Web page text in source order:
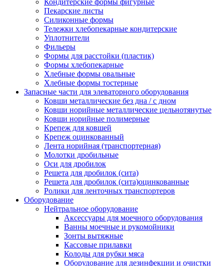
Пекарские листы
Силиконные формы
Тележки хлебопекарные кондитерские
Уплотнители
Фильеры
Формы для расстойки (пластик)
Формы хлебопекарные
Хлебные формы овальные
Хлебные формы тостерные
Запасные части для элеваторного оборудования
Ковши металлические без дна / с дном
Ковши норийные металлические цельнотянутые
Ковши норийные полимерные
Крепеж для ковшей
Крепеж оцинкованный
Лента норийная (транспортерная)
Молотки дробильные
Оси для дробилок
Решета для дробилок (сита)
Решета для дробилок (сита)оцинкованные
Ролики для ленточных транспортеров
Оборудование
Нейтральное оборудование
Аксессуары для моечного оборудования
Ванны моечные и рукомойники
Зонты вытяжные
Кассовые прилавки
Колоды для рубки мяса
Оборудование для дезинфекции и очистки